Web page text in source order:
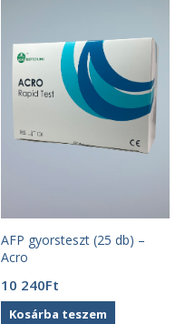
AFP gyorsteszt (25 db) –
Acro
10 240Ft
Kosárba teszem